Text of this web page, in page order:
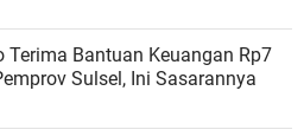
Terima Bantuan Keuangan Rp7
Sulsel, Ini Sasarannya